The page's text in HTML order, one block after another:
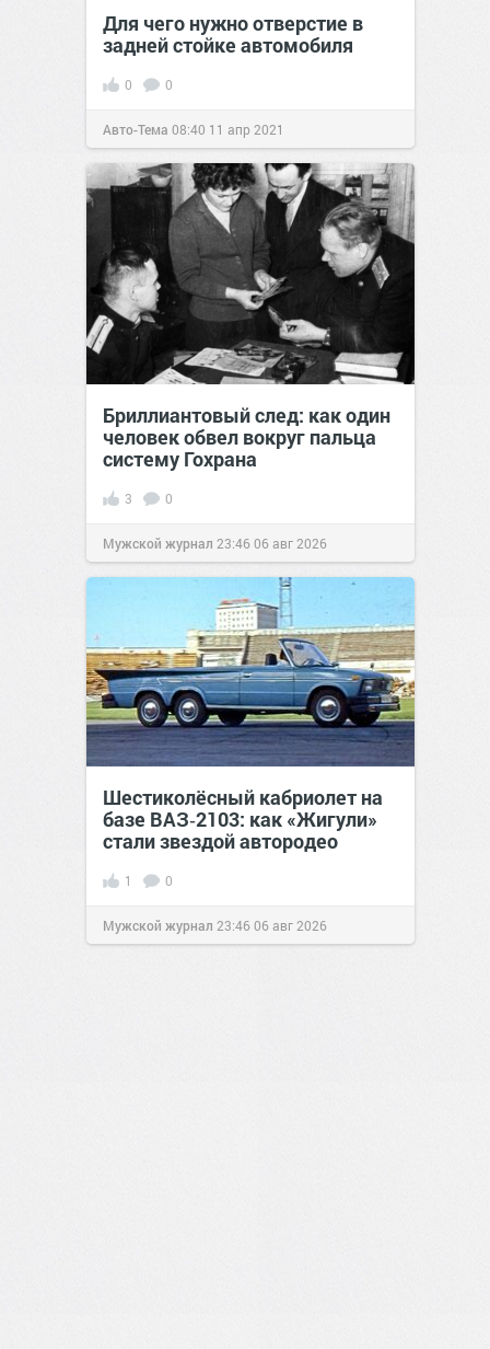
Для чего нужно отверстие в
задней стойке автомобиля
0 0
Авто-Тема 08:40 11 апр 2021
Бриллиантовый след: как один
человек обвел вокруг пальца
систему Гохрана
3 0
Мужской журнал 23:4606 авг 2026
Шестиколёсный кабриолет на
базе ВАЗ‑2103: как «Жигули»
стали звездой автородео
1 0
Мужской журнал 23:4606 авг 2026